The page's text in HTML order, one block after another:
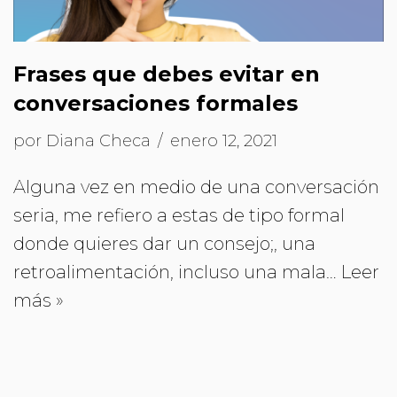
Frases que debes evitar en
conversaciones formales
por Diana Checa enero 12, 2021
Alguna vez en medio de una conversación
seria, me refiero a estas de tipo formal
donde quieres dar un consejo;, una
retroalimentación, incluso una mala… Leer
más »